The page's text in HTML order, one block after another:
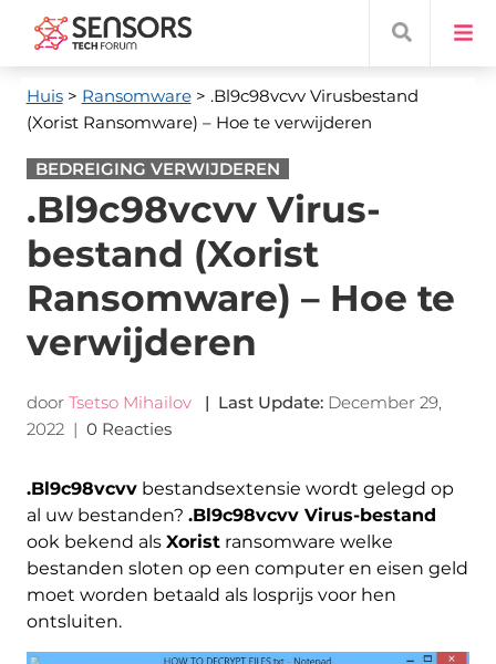
Huis> Ransomware> .Bl9c98vcvv Virusbestand
(Xorist Ransomware) – Hoe te verwijderen
BEDREIGING VERWIJDEREN
.Bl9c98vcvv Virus-
bestand (Xorist
Ransomware) – Hoe te
verwijderen
door Tsetso Mihailov | Last Update: December 29,
2022| 0 Reacties
.Bl9c98vcvvbestandsextensie wordt gelegd op
al uw bestanden? .Bl9c98vcvv Virus-bestand
ook bekend als Xoristransomware welke
bestanden sloten op een computer en eisen geld
moet worden betaald als losprijs voor hen
ontsluiten.